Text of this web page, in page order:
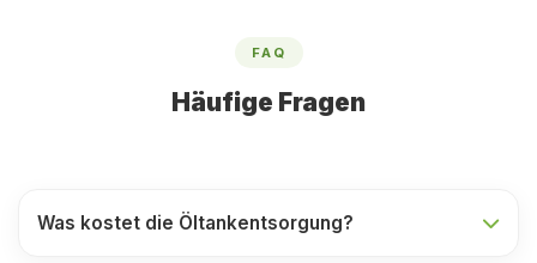
FAQ
Häufige Fragen
Was kostet die Öltankentsorgung?